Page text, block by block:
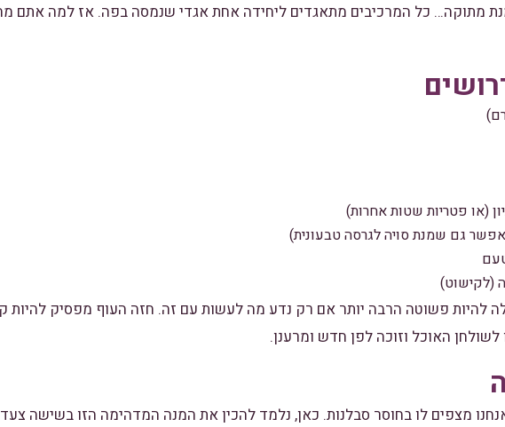
מתוקה… כל המרכיבים מתאגדים ליחידה אחת אגדי שנמסה בפה. אז למה אתם
להיות פשוטה הרבה יותר אם רק נדע מה לעשות עם זה. חזה העוף מפסיק להיות
האוכל וזוכה לפן חדש ומרענן.
מצפים לו בחוסר סבלנות. כאן, נלמד להכין את המנה המדהימה הזו בשישה